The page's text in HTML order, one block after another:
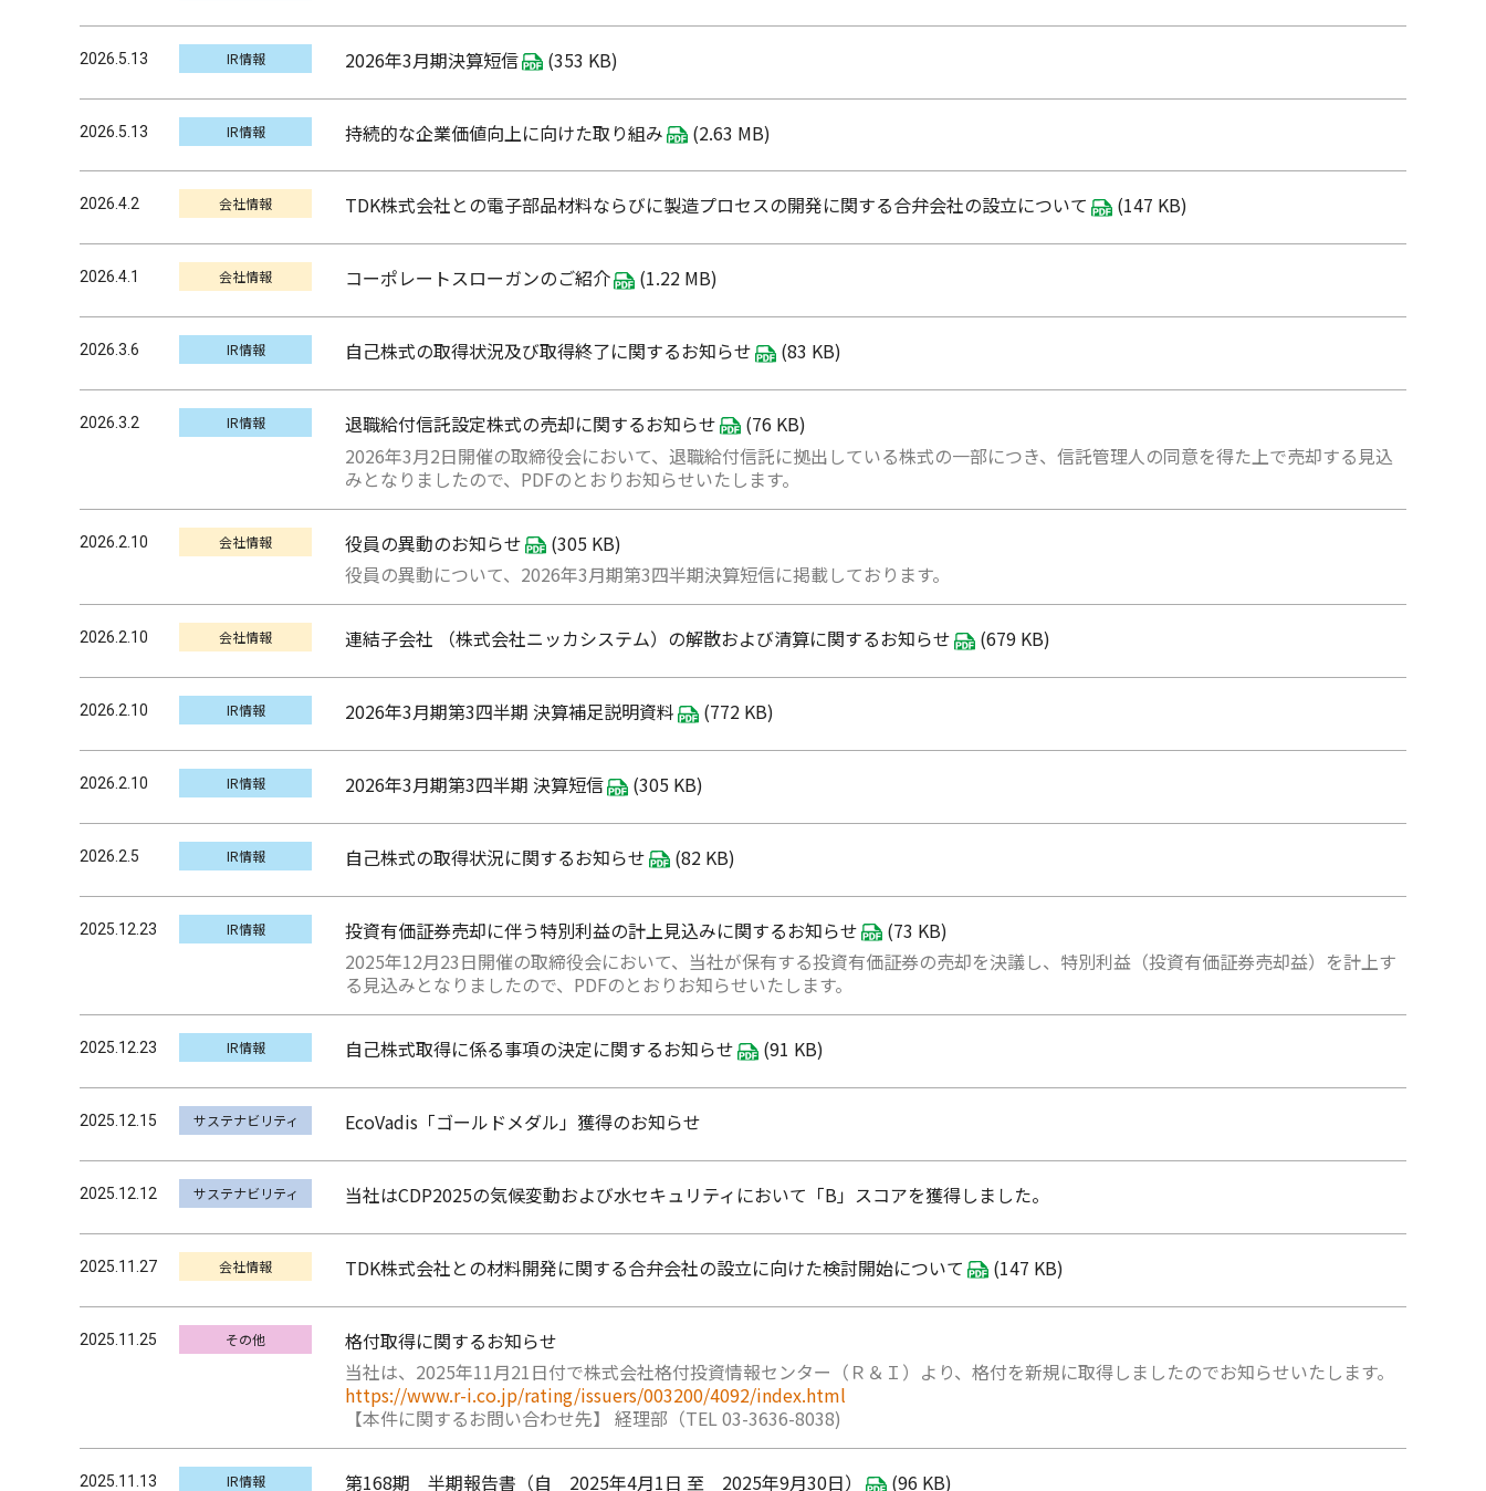
2026.5.13 IR情報 2026年3月期決算短信 (353 KB)
2026.5.13 IR情報 持続的な企業価値向上に向けた取り組み (2.63 MB)
2026.4.2 会社情報 TDK株式会社との電子部品材料ならびに製造プロセスの開発に関する合弁会社の設立について (147 KB)
2026.4.1 会社情報 コーポレートスローガンのご紹介 (1.22 MB)
2026.3.6 IR情報 自己株式の取得状況及び取得終了に関するお知らせ (83 KB)
2026.3.2 IR情報 退職給付信託設定株式の売却に関するお知らせ
(76 KB)
2026年3月2日開催の取締役会において、退職給付信託に拠出している株式の一部につき、信託管理人の同意を得た上で売却する見込
みとなりましたので、PDFのとおりお知らせいたします。
2026.2.10 会社情報 役員の異動のお知らせ
(305 KB)
役員の異動について、2026年3月期第3四半期決算短信に掲載しております。
2026.2.10 会社情報 連結子会社 （株式会社ニッカシステム）の解散および清算に関するお知らせ (679 KB)
2026.2.10 IR情報 2026年3月期第3四半期 決算補足説明資料 (772 KB)
2026.2.10 IR情報 2026年3月期第3四半期 決算短信 (305 KB)
2026.2.5 IR情報 自己株式の取得状況に関するお知らせ (82 KB)
2025.12.23 IR情報 投資有価証券売却に伴う特別利益の計上見込みに関するお知らせ
(73 KB)
2025年12月23日開催の取締役会において、当社が保有する投資有価証券の売却を決議し、特別利益（投資有価証券売却益）を計上す
る見込みとなりましたので、PDFのとおりお知らせいたします。
2025.12.23 IR情報 自己株式取得に係る事項の決定に関するお知らせ (91 KB)
2025.12.15 サステナビリティ EcoVadis「ゴールドメダル」獲得のお知らせ
2025.12.12 サステナビリティ 当社はCDP2025の気候変動および水セキュリティにおいて「B」スコアを獲得しました。
2025.11.27 会社情報 TDK株式会社との材料開発に関する合弁会社の設立に向けた検討開始について (147 KB)
2025.11.25 その他
格付取得に関するお知らせ
当社は、2025年11月21日付で株式会社格付投資情報センター（Ｒ＆Ｉ）より、格付を新規に取得しましたのでお知らせいたします。
https://www.r-i.co.jp/rating/issuers/003200/4092/index.html
【本件に関するお問い合わせ先】 経理部（TEL 03-3636-8038)
2025.11.13 IR情報 第168期 半期報告書（自 2025年4月1日 至 2025年9月30日） (96 KB)